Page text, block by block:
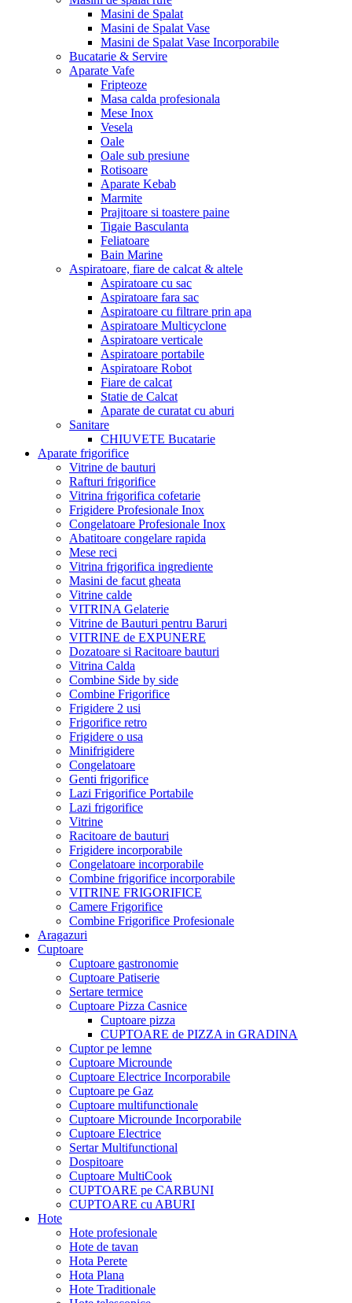
Masini de Spalat
Masini de Spalat Vase
Masini de Spalat Vase Incorporabile
Bucatarie & Servire
Aparate Vafe
Fripteoze
Masa calda profesionala
Mese Inox
Vesela
Oale
Oale sub presiune
Rotisoare
Aparate Kebab
Marmite
Prajitoare si toastere paine
Tigaie Basculanta
Feliatoare
Bain Marine
Aspiratoare, fiare de calcat & altele
Aspiratoare cu sac
Aspiratoare fara sac
Aspiratoare cu filtrare prin apa
Aspiratoare Multicyclone
Aspiratoare verticale
Aspiratoare portabile
Aspiratoare Robot
Fiare de calcat
Statie de Calcat
Aparate de curatat cu aburi
Sanitare
CHIUVETE Bucatarie
Aparate frigorifice
Vitrine de bauturi
Rafturi frigorifice
Vitrina frigorifica cofetarie
Frigidere Profesionale Inox
Congelatoare Profesionale Inox
Abatitoare congelare rapida
Mese reci
Vitrina frigorifica ingrediente
Masini de facut gheata
Vitrine calde
VITRINA Gelaterie
Vitrine de Bauturi pentru Baruri
VITRINE de EXPUNERE
Dozatoare si Racitoare bauturi
Vitrina Calda
Combine Side by side
Combine Frigorifice
Frigidere 2 usi
Frigorifice retro
Frigidere o usa
Minifrigidere
Congelatoare
Genti frigorifice
Lazi Frigorifice Portabile
Lazi frigorifice
Vitrine
Racitoare de bauturi
Frigidere incorporabile
Congelatoare incorporabile
Combine frigorifice incorporabile
VITRINE FRIGORIFICE
Camere Frigorifice
Combine Frigorifice Profesionale
Aragazuri
Cuptoare
Cuptoare gastronomie
Cuptoare Patiserie
Sertare termice
Cuptoare Pizza Casnice
Cuptoare pizza
CUPTOARE de PIZZA in GRADINA
Cuptor pe lemne
Cuptoare Microunde
Cuptoare Electrice Incorporabile
Cuptoare pe Gaz
Cuptoare multifunctionale
Cuptoare Microunde Incorporabile
Cuptoare Electrice
Sertar Multifunctional
Dospitoare
Cuptoare MultiCook
CUPTOARE pe CARBUNI
CUPTOARE cu ABURI
Hote
Hote profesionale
Hote de tavan
Hota Perete
Hota Plana
Hote Traditionale